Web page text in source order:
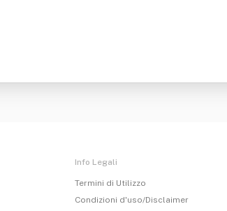
Info Legali
Termini di Utilizzo
Condizioni d'uso/Disclaimer